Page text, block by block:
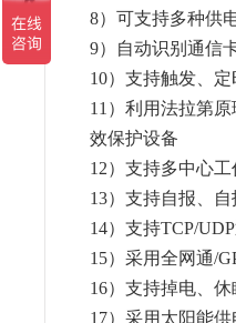
8）可支持多种供
9）自动识别通信
10）支持触发、
11）利用法拉第
效保护设备
12）支持多中心
13）支持自报、
14）支持TCP/
15）采用全网通/
16）支持掉电、
17）采用太阳能